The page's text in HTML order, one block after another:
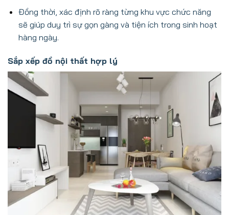
Đồng thời, xác định rõ ràng từng khu vực chức năng
sẽ giúp duy trì sự gọn gàng và tiện ích trong sinh hoạt
hàng ngày.
Sắp xếp đồ nội thất hợp lý